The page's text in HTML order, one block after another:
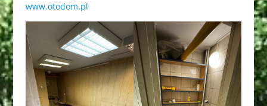
www.otodom.pl